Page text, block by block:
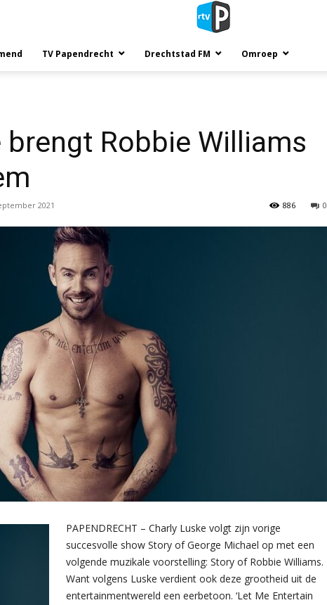
TV Papendrecht Drechtstad FM Omroep
brengt Robbie Williams
2021 0
886
PAPENDRECHT – Charly Luske volgt zijn vorige
succesvolle show Story of George Michael op met een
volgende muzikale voorstelling: Story of Robbie Williams.
Want volgens Luske verdient ook deze grootheid uit de
entertainmentwereld een eerbetoon. ‘Let Me Entertain